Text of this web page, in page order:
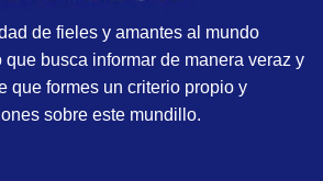
de fieles y amantes al mundo
busca informar de manera veraz y
que formes un criterio propio y
sobre este mundillo.